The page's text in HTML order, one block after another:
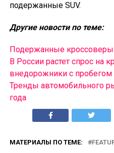
подержанные SUV.
Другие новости по теме:
Подержанные
В России растет спрос на
внедорожники с пробегом
Тренды автомобильного
года
МАТЕРИАЛЫ ПО ТЕМЕ: